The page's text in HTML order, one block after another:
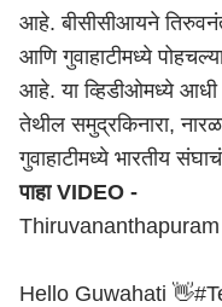
आहे. बीसीसीआयने
आणि गुवाहाटीमध्ये
आहे. या व्हिडीओमध्ये आधी
तेथील समुद्रकिनारा,
गुवाहाटीमध्ये भारतीय
पाहा VIDEO -
Thiruvananthapuram
Hello Guwahati 👋